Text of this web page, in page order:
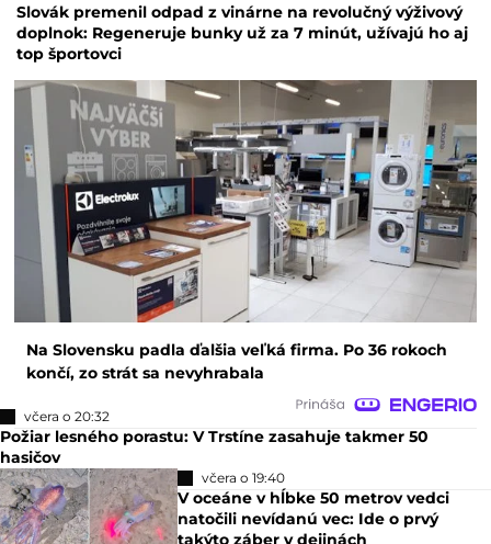
Slovák premenil odpad z vinárne na revolučný výživový
doplnok: Regeneruje bunky už za 7 minút, užívajú ho aj
top športovci
Na Slovensku padla ďalšia veľká firma. Po 36 rokoch
končí, zo strát sa nevyhrabala
včera o 20:32
Požiar lesného porastu: V Trstíne zasahuje takmer 50
hasičov
včera o 19:40
V oceáne v hĺbke 50 metrov vedci
natočili nevídanú vec: Ide o prvý
takýto záber v dejinách